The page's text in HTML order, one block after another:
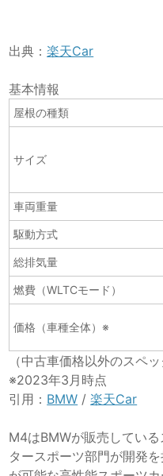
出典：楽天Car
基本情報
屋根の種類
サイズ
車両重量
駆動方式
総排気量
燃費（WLTCモード）
価格（車種全体）※
（中古車価格以外のスペ
※2023年3月時点
引用： BMW /楽天Car
M4はBMWが販売してい
タースポーツ部門が開発